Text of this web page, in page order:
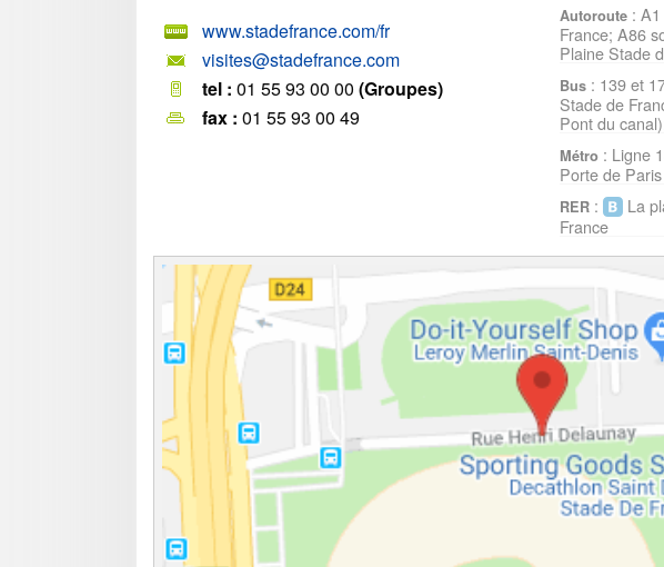
www.stadefrance.com/fr
visites@stadefrance.com
tel : 01 55 93 00 00 (Groupes)
fax : 01 55 93 00 49
Autoroute :
France; A86
Plaine Stade
Bus : 139 et
Stade de
Pont du
Métro : Ligne
Porte de Paris
RER :
La
France